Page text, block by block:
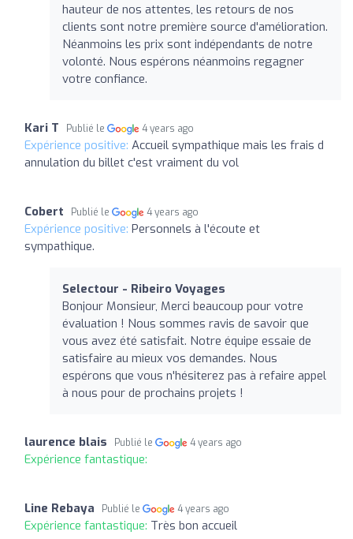
hauteur de nos attentes, les retours de nos
clients sont notre première source d'amélioration.
Néanmoins les prix sont indépendants de notre
volonté. Nous espérons néanmoins regagner
votre confiance.
Kari T Publié le 4 years ago
Expérience positive: Accueil sympathique mais les frais d
annulation du billet c'est vraiment du vol
Cobert Publié le 4 years ago
Expérience positive: Personnels à l'écoute et
sympathique.
Selectour - Ribeiro Voyages
Bonjour Monsieur, Merci beaucoup pour votre
évaluation ! Nous sommes ravis de savoir que
vous avez été satisfait. Notre équipe essaie de
satisfaire au mieux vos demandes. Nous
espérons que vous n'hésiterez pas à refaire appel
à nous pour de prochains projets !
laurence blais Publié le 4 years ago
Expérience fantastique:
Line Rebaya Publié le 4 years ago
Expérience fantastique: Très bon accueil